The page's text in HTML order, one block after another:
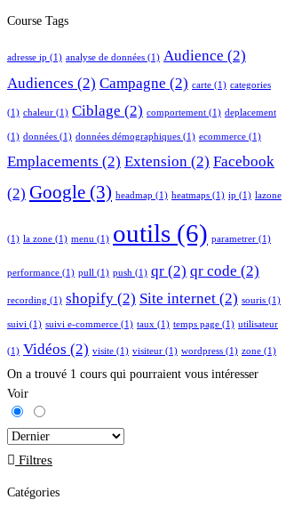
Course Tags
adresse ip (1) analyse de données (1) Audience (2)
Audiences (2) Campagne (2) carte (1) categories
(1) chaleur (1) Ciblage (2) comportement (1) deplacement
(1) données (1) données démographiques (1) ecommerce (1)
Emplacements (2) Extension (2) Facebook
(2) Google (3) headmap (1) heatmaps (1) ip (1) lazone
(1) la zone (1) menu (1) outils (6) parametrer (1)
performance (1) pull (1) push (1) qr (2) qr code (2)
recording (1) shopify (2) Site internet (2) souris (1)
suivi (1) suivi e-commerce (1) taux (1) temps page (1) utilisateur
(1) Vidéos (2) visite (1) visiteur (1) wordpress (1) zone (1)
On a trouvé 1 cours qui pourraient vous intéresser
Voir
Filtres
Catégories